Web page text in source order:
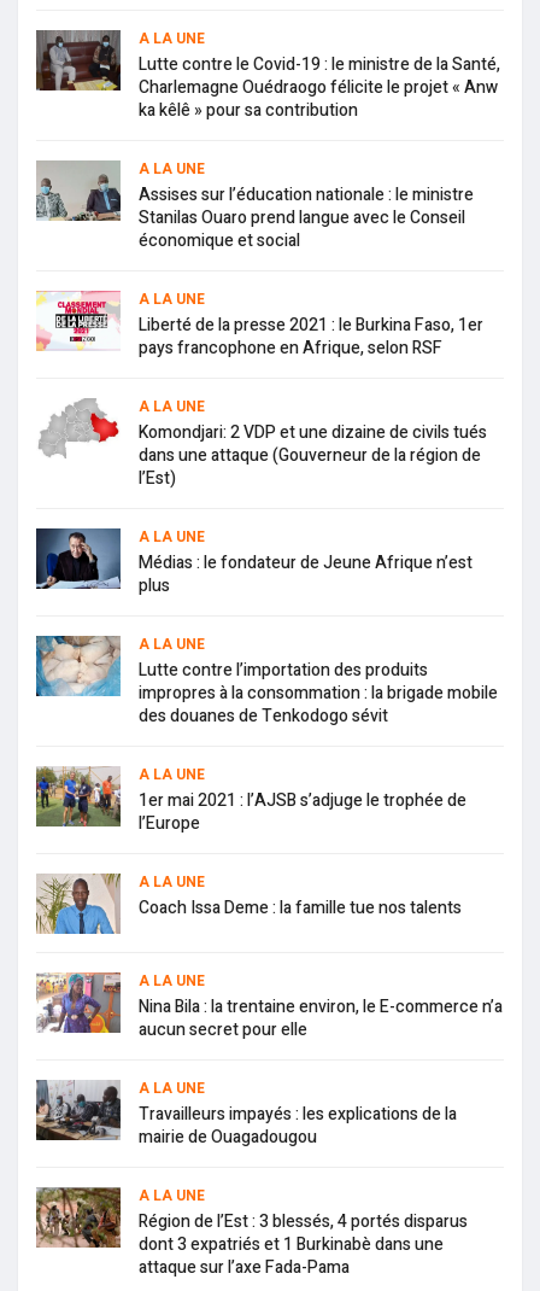
A LA UNE
Lutte contre le Covid-19 : le ministre de la Santé,
Charlemagne Ouédraogo félicite le projet « Anw
ka kêlê » pour sa contribution
A LA UNE
Assises sur l’éducation nationale : le ministre
Stanilas Ouaro prend langue avec le Conseil
économique et social
A LA UNE
Liberté de la presse 2021 : le Burkina Faso, 1er
pays francophone en Afrique, selon RSF
A LA UNE
Komondjari: 2 VDP et une dizaine de civils tués
dans une attaque (Gouverneur de la région de
l’Est)
A LA UNE
Médias : le fondateur de Jeune Afrique n’est
plus
A LA UNE
Lutte contre l’importation des produits
impropres à la consommation : la brigade mobile
des douanes de Tenkodogo sévit
A LA UNE
1er mai 2021 : l’AJSB s’adjuge le trophée de
l’Europe
A LA UNE
Coach Issa Deme : la famille tue nos talents
A LA UNE
Nina Bila : la trentaine environ, le E-commerce n’a
aucun secret pour elle
A LA UNE
Travailleurs impayés : les explications de la
mairie de Ouagadougou
A LA UNE
Région de l’Est : 3 blessés, 4 portés disparus
dont 3 expatriés et 1 Burkinabè dans une
attaque sur l’axe Fada-Pama